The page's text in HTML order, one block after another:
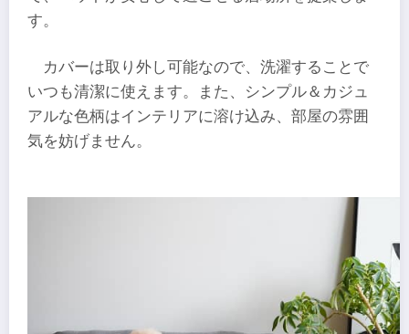
す。
カバーは取り外し可能なので、洗濯することで
いつも清潔に使えます。また、シンプル＆カジュ
アルな色柄はインテリアに溶け込み、部屋の雰囲
気を妨げません。